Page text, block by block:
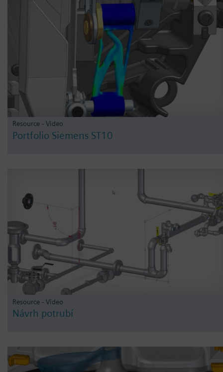
Resource - Video
Portfolio Siemens ST10
Resource - Video
Návrh potrubí